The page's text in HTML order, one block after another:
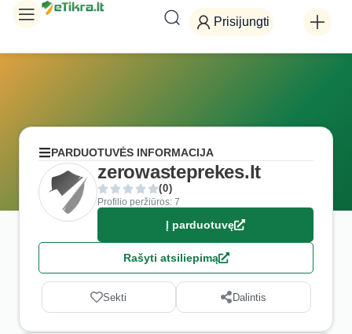
Prisijungti
PARDUOTUVĖS INFORMACIJA
zerowasteprekes.lt
(0)
Profilio peržiūros: 7
Į parduotuvę
Rašyti atsiliepimą
Sekti Dalintis